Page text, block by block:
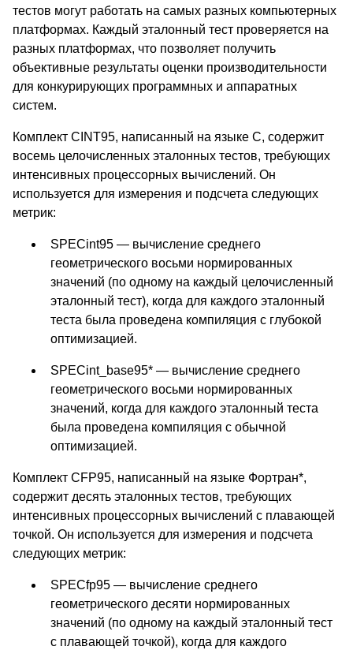
тестов могут работать на самых разных компьютерных
платформах. Каждый эталонный тест проверяется на
разных платформах, что позволяет получить
объективные результаты оценки производительности
для конкурирующих программных и аппаратных
систем.
Комплект CINT95, написанный на языке С, содержит
восемь целочисленных эталонных тестов, требующих
интенсивных процессорных вычислений. Он
используется для измерения и подсчета следующих
метрик:
SPECint95 — вычисление среднего
геометрического восьми нормированных
значений (по одному на каждый целочисленный
эталонный тест), когда для каждого эталонный
теста была проведена компиляция с глубокой
оптимизацией.
SPECint_base95* — вычисление среднего
геометрического восьми нормированных
значений, когда для каждого эталонный теста
была проведена компиляция с обычной
оптимизацией.
Комплект CFP95, написанный на языке Фортран*,
содержит десять эталонных тестов, требующих
интенсивных процессорных вычислений с плавающей
точкой. Он используется для измерения и подсчета
следующих метрик:
SPECfp95 — вычисление среднего
геометрического десяти нормированных
значений (по одному на каждый эталонный тест
с плавающей точкой), когда для каждого